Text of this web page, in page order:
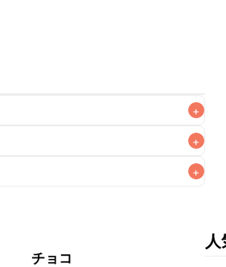
+
ください。 +
+
に予熱機能がある場合はそち
チョコ